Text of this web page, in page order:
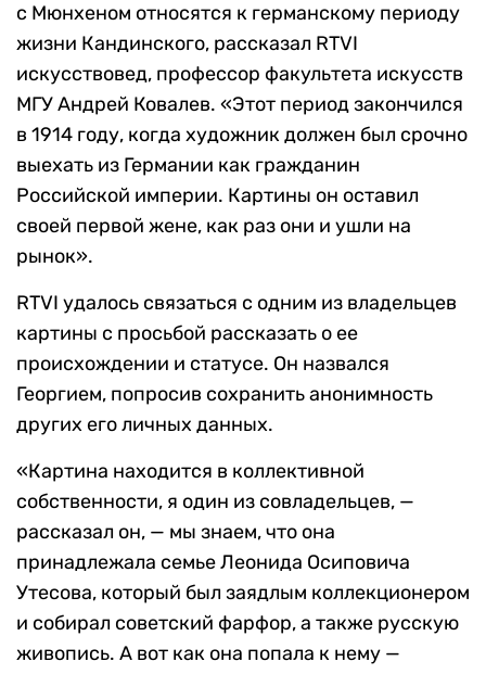
с Мюнхеном относятся к германскому периоду
жизни Кандинского, рассказал RTVI
искусствовед, профессор факультета искусств
МГУ Андрей Ковалев. «Этот период закончился
в 1914 году, когда художник должен был срочно
выехать из Германии как гражданин
Российской империи. Картины он оставил
своей первой жене, как раз они и ушли на
рынок».
RTVI удалось связаться с одним из владельцев
картины с просьбой рассказать о ее
происхождении и статусе. Он назвался
Георгием, попросив сохранить анонимность
других его личных данных.
«Картина находится в коллективной
собственности, я один из совладельцев, —
рассказал он, — мы знаем, что она
принадлежала семье Леонида Осиповича
Утесова, который был заядлым коллекционером
и собирал советский фарфор, а также русскую
живопись. А вот как она попала к нему —